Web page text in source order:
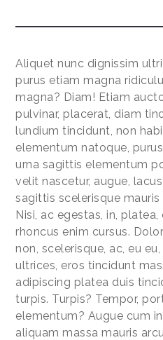
Aliquet nunc dignissim
purus etiam magna
magna? Diam! Etiam
pulvinar, placerat, diam
lundium tincidunt, non
elementum natoque,
urna sagittis elementum
velit nascetur, augue,
sagittis scelerisque
Nisi, ac egestas, in,
rhoncus enim cursus.
non, scelerisque, ac, eu
ultrices, eros tincidunt
adipiscing platea duis
turpis. Turpis? Tempor,
elementum? Augue cum
aliquam massa mauris